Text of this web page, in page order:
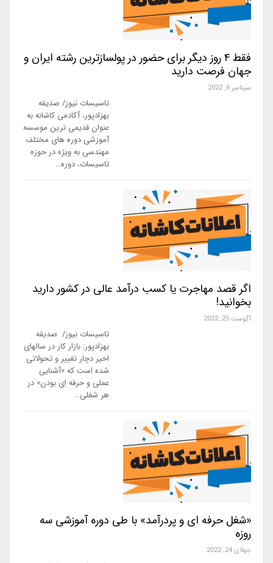
فقط ۴ روز دیگر برای حضور در پولسازترین رشته ایران و
جهان فرصت دارید
سپتامبر 6, 2022
تاسیسات نیوز/ صدیقه
بهزادپور، آکادمی کاشانه به
عنوان قدیمی ترین موسسه
آموزشی دوره های مختلف
مهندسی به ویژه در حوزه
تاسیسات، دوره…
اگر قصد مهاجرت یا کسب درآمد عالی در کشور دارید
بخوانید!
آگوست 25, 2022
تاسیسات نیوز/ صدیقه
بهزادپور: بازار کار در سالهای
اخیر دچار تغییر و تحولاتی
شده است که «آشنایی
عملی و حرفه ای بودن» در
هر شغلی…
«شغل حرفه ای و پردرآمد» با طی دوره آموزشی سه
روزه
جولای 24, 2022